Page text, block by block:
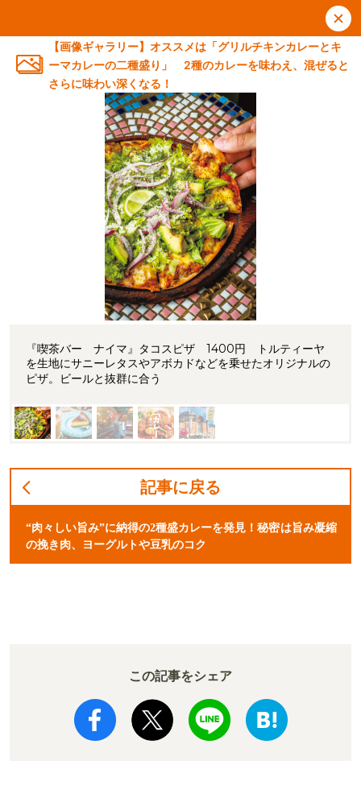
【画像ギャラリー】オススメは「グリルチキンカレーとキ
ーマカレーの二種盛り」 2種のカレーを味わえ、混ぜると
さらに味わい深くなる！
『喫茶バー ナイマ』タコスピザ 1400円 トルティーヤ
を生地にサニーレタスやアボカドなどを乗せたオリジナルの
ピザ。ビールと抜群に合う
記事に戻る
“肉々しい旨み”に納得の2種盛カレーを発見！秘密は旨み凝縮
の挽き肉、ヨーグルトや豆乳のコク
この記事をシェア